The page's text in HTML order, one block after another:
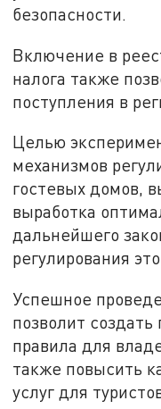
безопасности.
Включение в
налога также
поступления в
Целью
механизмов
гостевых домов,
выработка
дальнейшего
регулирования
Успешное
позволит
правила для
также повысить
услуг для